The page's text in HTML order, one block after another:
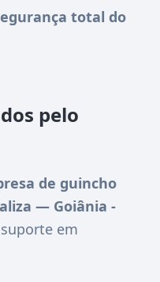
total do
pelo
de guincho
— Goiânia -
em